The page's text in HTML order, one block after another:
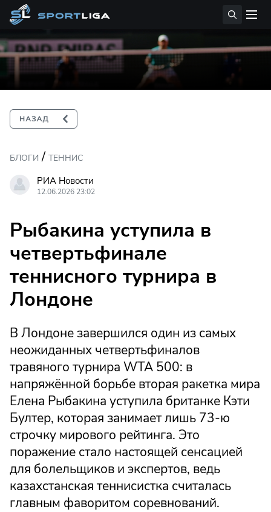
БЛОГИ / ТЕННИС
РИА Новости
12.06.2026 23:02
Рыбакина уступила в
четвертьфинале
теннисного турнира в
Лондоне
В Лондоне завершился один из самых
неожиданных четвертьфиналов
травяного турнира WTA 500: в
напряжённой борьбе вторая ракетка мира
Елена Рыбакина уступила британке Кэти
Бултер, которая занимает лишь 73-ю
строчку мирового рейтинга. Это
поражение стало настоящей сенсацией
для болельщиков и экспертов, ведь
казахстанская теннисистка считалась
главным фаворитом соревнований.